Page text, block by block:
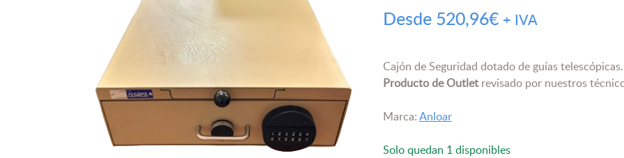
Desde 520,96€ + IVA
Cajón de Seguridad dotado de guías telescópicas.
Producto de Outletrevisado por nuestros
Marca:Anloar
Solo quedan 1 disponibles